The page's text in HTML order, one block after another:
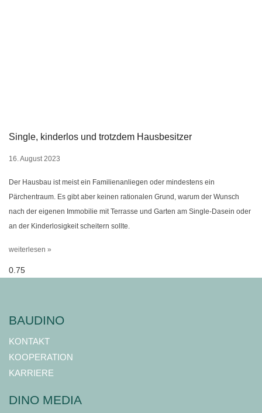
Single, kinderlos und trotzdem Hausbesitzer
16. August 2023
Der Hausbau ist meist ein Familienanliegen oder mindestens ein
Pärchentraum. Es gibt aber keinen rationalen Grund, warum der Wunsch
nach der eigenen Immobilie mit Terrasse und Garten am Single-Dasein oder
an der Kinderlosigkeit scheitern sollte.
weiterlesen »
BAUDINO
KONTAKT
KOOPERATION
KARRIERE
DINO MEDIA